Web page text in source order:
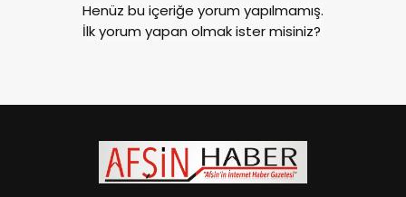
Henüz bu içeriğe yorum yapılmamış.
İlk yorum yapan olmak ister misiniz?